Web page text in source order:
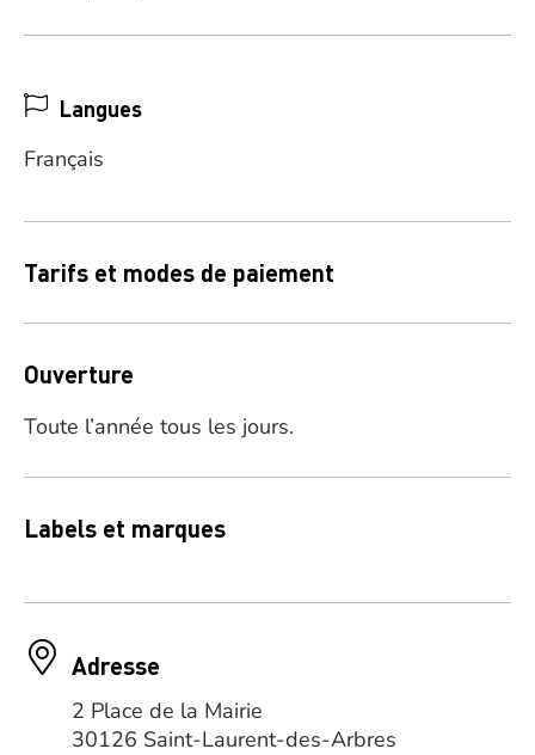
Langues
Français
Tarifs et modes de paiement
Ouverture
Toute l’année tous les jours.
Labels et marques
Adresse
2 Place de la Mairie
30126 Saint-Laurent-des-Arbres